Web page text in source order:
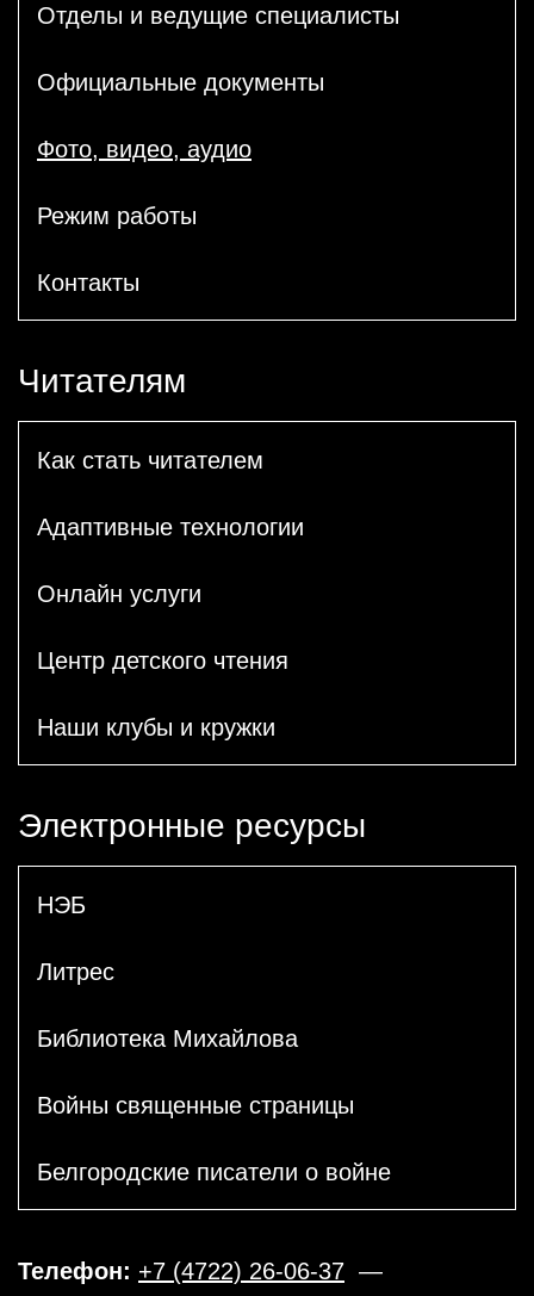
Отделы и ведущие специалисты
Официальные документы
Фото, видео, аудио
Режим работы
Контакты
Читателям
Как стать читателем
Адаптивные технологии
Онлайн услуги
Центр детского чтения
Наши клубы и кружки
Электронные ресурсы
НЭБ
Литрес
Библиотека Михайлова
Войны священные страницы
Белгородские писатели о войне
Телефон: +7 (4722) 26-06-37 —